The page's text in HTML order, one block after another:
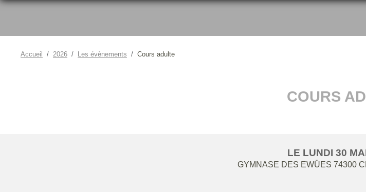
Accueil 2026 Les évènements Cours adulte
COURS
LE LUNDI 30
GYMNASE DES EWÜES 74300